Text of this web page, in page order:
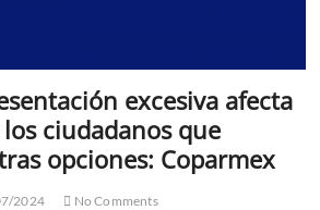
excesiva afecta
ciudadanos que
opciones: Coparmex
2024 No Comments